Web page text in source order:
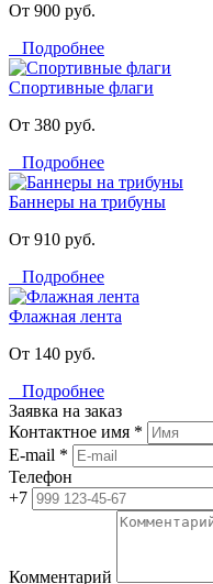
От 900 руб.
Подробнее
Спортивные флаги
От 380 руб.
Подробнее
Баннеры на трибуны
От 910 руб.
Подробнее
Флажная лента
От 140 руб.
Подробнее
Заявка на заказ
Контактное имя *
E-mail *
Телефон
+7
Комментарий